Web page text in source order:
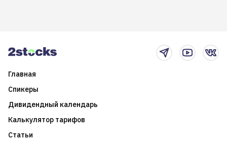
Главная
Спикеры
Дивидендный календарь
Калькулятор тарифов
Статьи